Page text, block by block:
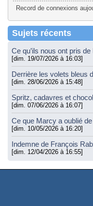
Record de connexions
Sujets récents
Ce qu’ils nous ont pris
[dim. 19/07/2026 à 16:03]
Derrière les volets bleus
[dim. 28/06/2026 à 15:48]
Spritz, cadavres et
[dim. 07/06/2026 à 16:07]
Ce que Marcy a oublié
[dim. 10/05/2026 à 16:20]
Indemne de François
[dim. 12/04/2026 à 16:55]